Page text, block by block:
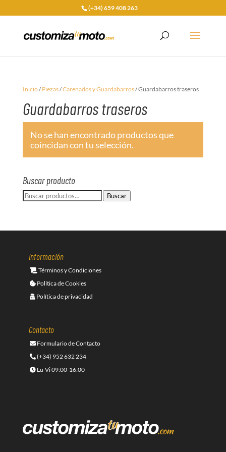
(+34) 659 408 263
Inicio/Piezas/Carenados y Guardabarros/ Guardabarros traseros
Guardabarros traseros
No se han encontrado productos que
coincidan con tu selección.
Buscar producto
Buscar
Buscar
Información
Términos y Condiciones
Política de Cookies
Política de privacidad
Contacto
Formulario de Contacto
(+34) 952 632 234
Lu-Vi 09:00-16:00